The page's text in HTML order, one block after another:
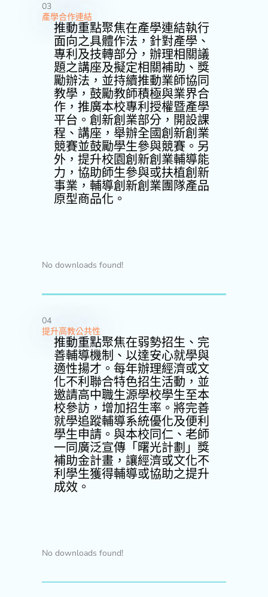
03
產學合作連結
推動重點聚焦在產學連結執行
面向之具體作法，針對產學、
專利及技轉部分，辦理相關議
題之講座及擬定相關補助、獎
勵辦法，並持續推動業師協同
教學，鼓勵教師積極與業界合
作，推廣本校專利授權暨產學
平台。創新創業部分，開設課
程、講座，舉辦全國創新創業
競賽並鼓勵學生參與競賽。另
外，提升校園創新創業輔導能
力，協助師生參與或扶植創新
事業，輔導創新創業團隊產品
原型商品化。
No downloads found!
04
提升高教公共性
推動重點聚焦在弱勢招生、完
善輔導機制、以達安心就學與
適性揚才。每年辦理經濟或文
化不利聯合特色招生活動，並
邀請高中職生源學校學生至本
校參訪，增加招生率。將完善
就學追蹤輔導系統優化及便利
學生申請。與本校同仁、老師
一同廣泛宣傳「曙光計劃」獎
補助金計畫，讓經濟或文化不
利學生獲得輔導或協助之提升
成效。
No downloads found!